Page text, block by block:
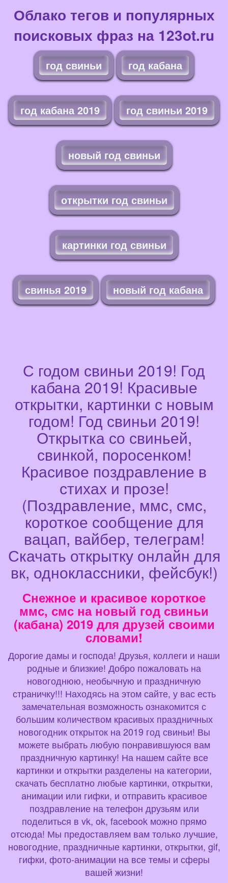
Облако тегов и популярных
поисковых фраз на 123ot.ru
год свиньи год кабана
год кабана 2019 год свиньи 2019
новый год свиньи
открытки год свиньи
картинки год свиньи
свинья 2019 новый год кабана
С годом свиньи 2019! Год
кабана 2019! Красивые
открытки, картинки с новым
годом! Год свиньи 2019!
Открытка со свиньей,
свинкой, поросенком!
Красивое поздравление в
стихах и прозе!
(Поздравление, ммс, смс,
короткое сообщение для
вацап, вайбер, телеграм!
Скачать открытку онлайн для
вк, одноклассники, фейсбук!)
Снежное и красивое короткое
ммс, смс на новый год свиньи
(кабана) 2019 для друзей своими
словами!
Дорогие дамы и господа! Друзья, коллеги и наши
родные и близкие! Добро пожаловать на
новогоднюю, необычную и праздничную
страничку!!! Находясь на этом сайте, у вас есть
замечательная возможность ознакомится с
большим количеством красивых праздничных
новогодник открыток на 2019 год свиньи! Вы
можете выбрать любую понравившуюся вам
праздничную картинку! На нашем сайте все
картинки и открытки разделены на категории,
скачать бесплатно любые картинки, открытки,
анимации или гифки, и отправить красивое
поздравление на телефон друзьям или
поделиться в vk, ok, facebook можно прямо
отсюда! Мы предоставляем вам только лучшие,
новогодние, праздничные картинки, открытки, gif,
гифки, фото-анимации на все темы и сферы
вашей жизни!